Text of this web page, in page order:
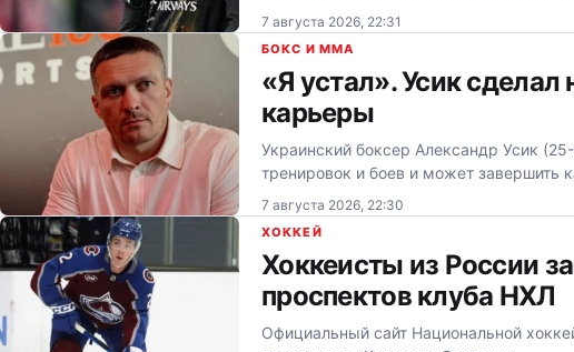
7 августа 2026, 22:31
БОКС И MMA
«Я устал». Усик
карьеры
Украинский боксер Александр Усик
тренировок и боев и может завершить
7 августа 2026, 22:30
ХОККЕЙ
Хоккеисты из России
проспектов клуба НХЛ
Официальный сайт Национальной